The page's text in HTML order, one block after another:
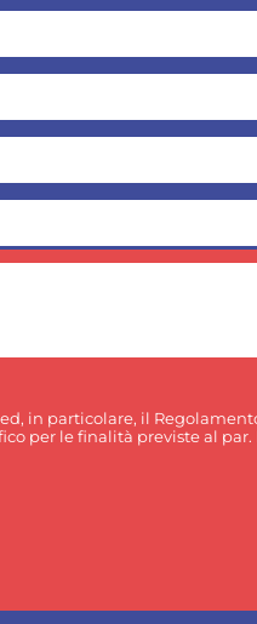
in particolare, il
per le finalità previste al par.